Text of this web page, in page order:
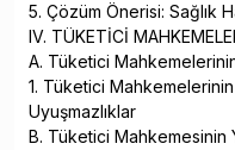
5. Çözüm Önerisi: Sağlık
IV. TÜKETİCİ
A. Tüketici
1. Tüketici
Uyuşmazlıklar
B. Tüketici Mahkemesinin